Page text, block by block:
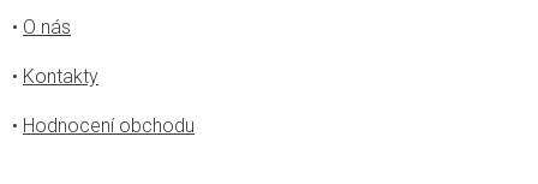
• O nás
• Kontakty
• Hodnocení obchodu